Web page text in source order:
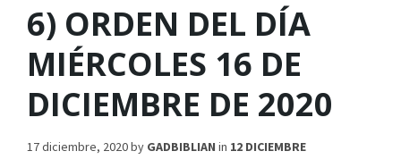
6) ORDEN DEL DÍA
MIÉRCOLES 16 DE
DICIEMBRE DE 2020
17 diciembre, 2020by GADBIBLIAN in 12 DICIEMBRE